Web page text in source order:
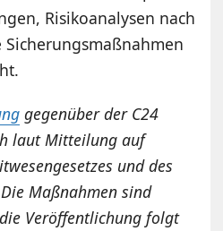
Risikoanalysen nach
gegenüber der C24
laut Mitteilung auf
und des
Maßnahmen sind
Veröffentlichung folgt